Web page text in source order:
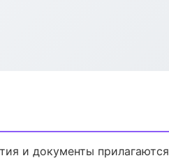
и документы